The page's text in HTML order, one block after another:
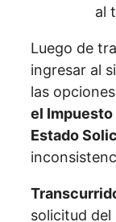
al
Luego de
ingresar al
las opciones
el Impuesto
Estado
solicitud